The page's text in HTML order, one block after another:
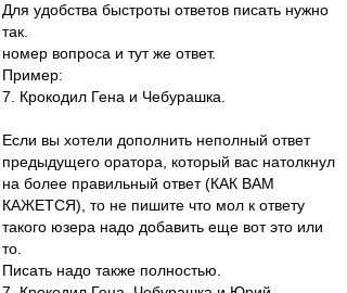
Для удобства быстроты ответов писать нужно
так.
номер вопроса и тут же ответ.
Пример:
7. Крокодил Гена и Чебурашка.
Если вы хотели дополнить неполный ответ
предыдущего оратора, который вас натолкнул
на более правильный ответ (КАК ВАМ
КАЖЕТСЯ), то не пишите что мол к ответу
такого юзера надо добавить еще вот это или
то.
Писать надо также полностью.